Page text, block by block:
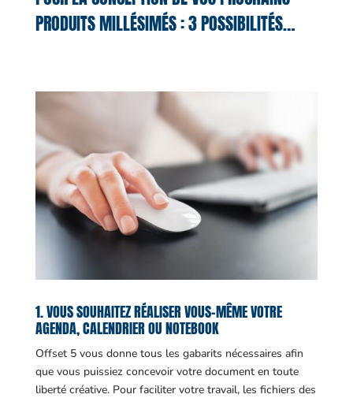
PRODUITS MILLÉSIMÉS : 3 POSSIBILITÉS…
1. VOUS SOUHAITEZ RÉALISER VOUS-MÊME VOTRE
AGENDA, CALENDRIER OU NOTEBOOK
Offset 5 vous donne tous les gabarits nécessaires afin
que vous puissiez concevoir votre document en toute
liberté créative. Pour faciliter votre travail, les fichiers des